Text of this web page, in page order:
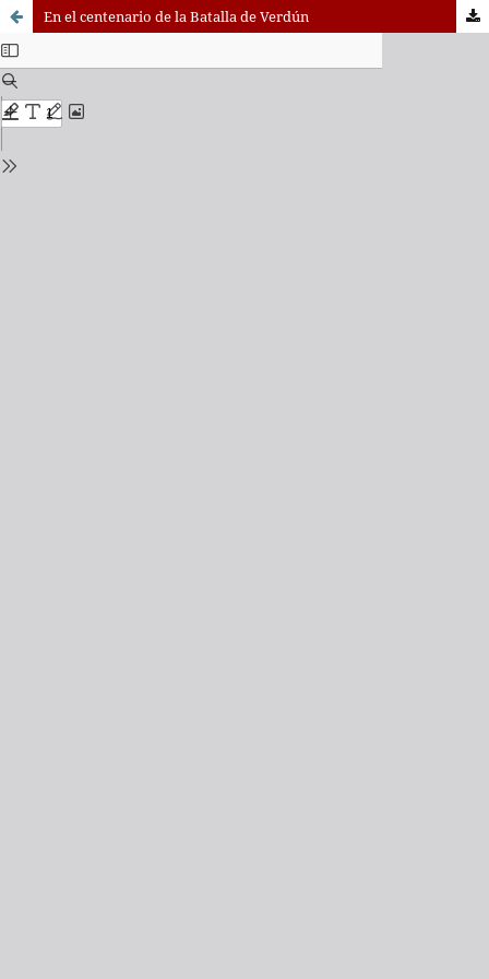
En el centenario de la Batalla de Verdún